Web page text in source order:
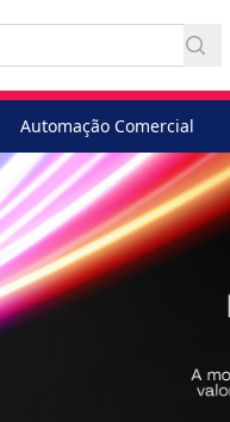
Automação Comercial